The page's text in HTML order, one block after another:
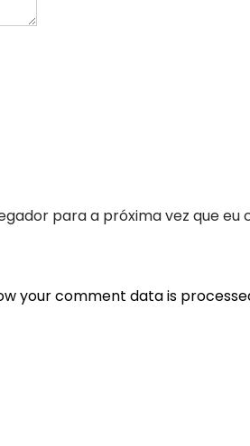
para a próxima vez que eu
your comment data is